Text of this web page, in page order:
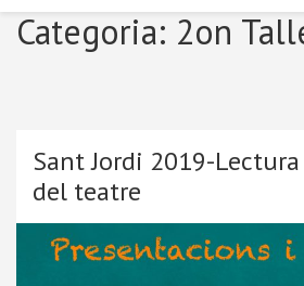
Categoria: 2on
Sant Jordi 2019-
del teatre